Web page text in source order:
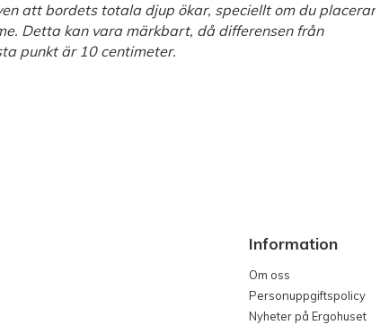
att bordets totala djup ökar, speciellt om du placerar
Detta kan vara märkbart, då differensen från
punkt är 10 centimeter.
Information
Om oss
Personuppgiftspolicy
Nyheter på Ergohuset